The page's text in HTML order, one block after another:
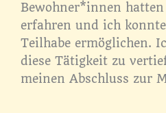
Bewohner*innen
erfahren und ich
Teilhabe ermöglichen.
diese Tätigkeit zu
meinen Abschluss zur